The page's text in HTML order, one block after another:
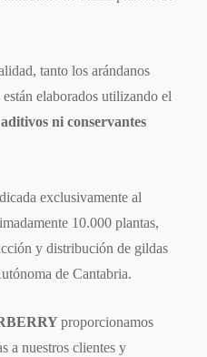
tanto los arándanos
elaborados utilizando el
ni conservantes
exclusivamente al
10.000 plantas,
y distribución de gildas
de Cantabria.
proporcionamos
a nuestros clientes y